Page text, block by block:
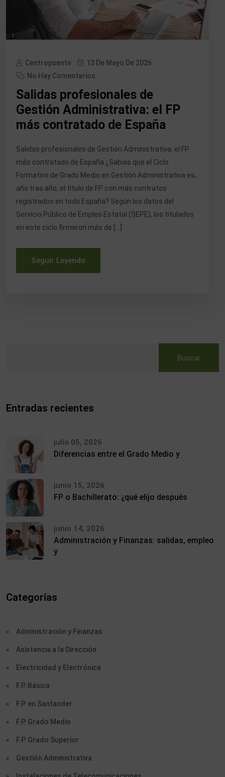
Centropuente
13 De Mayo De 2026
No Hay Comentarios
Salidas profesionales de
Gestión Administrativa: el FP
más contratado de España
Salidas profesionales de Gestión Administrativa: el FP
más contratado de España ¿Sabías que el Ciclo
Formativo de Grado Medio en Gestión Administrativa es,
año tras año, el título de FP con más contratos
registrados en toda España? Según los datos del
Servicio Público de Empleo Estatal (SEPE), los titulados
en este ciclo firmaron más de […]
Seguir Leyendo
Buscar
Entradas recientes
julio 05, 2026
Diferencias entre el Grado Medio y
junio 15, 2026
FP o Bachillerato: ¿qué elijo después
junio 14, 2026
Administración y Finanzas: salidas, empleo
y
Categorías
Administración y Finanzas
Asistencia a la Dirección
Electricidad y Electrónica
F.P. Básica
F.P. en Santander
F.P. Grado Medio
F.P. Grado Superior
Gestión Administrativa